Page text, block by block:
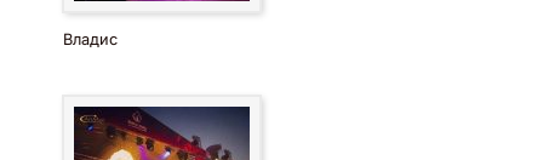
Владис